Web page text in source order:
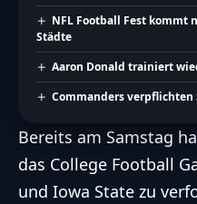
NFL Football Fest kommt
Städte
Aaron Donald trainiert
Commanders
Bereits am Samstag
das College Football
und Iowa State zu